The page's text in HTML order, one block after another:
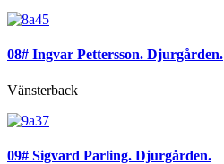
08# Ingvar Pettersson. Djurgården.
Vänsterback
09# Sigvard Parling. Djurgården.